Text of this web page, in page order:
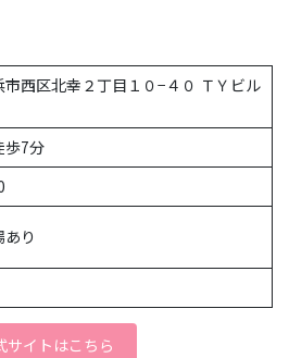
西区北幸２丁目１０−４０ ＴＹビル
歩7分
り
サイトはこちら